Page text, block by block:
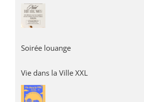
Soirée louange
Vie dans la Ville XXL